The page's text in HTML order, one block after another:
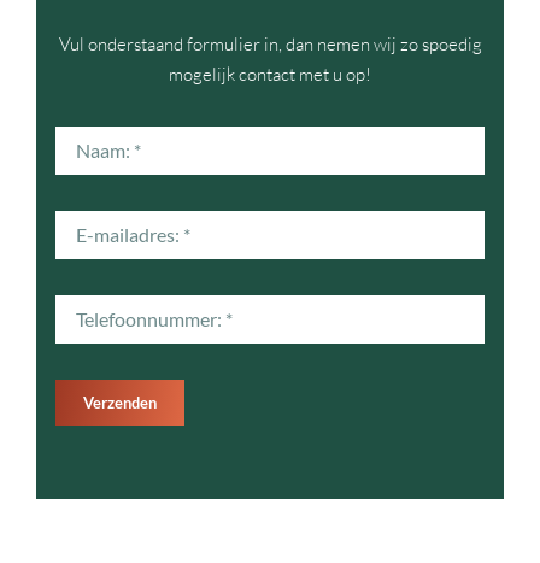
Vul onderstaand formulier in, dan nemen wij zo spoedig
mogelijk contact met u op!
Verzenden